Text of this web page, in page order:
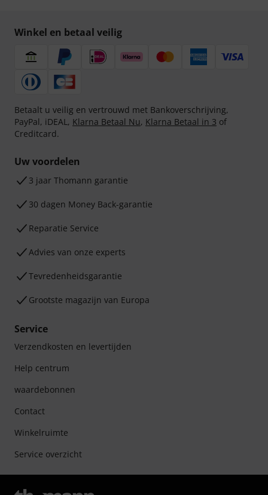
Winkel en betaal veilig
Betaalt u veilig en vertrouwd met Bankoverschrijving,
PayPal, iDEAL, Klarna Betaal Nu, Klarna Betaal in 3 of
Creditcard.
Uw voordelen
3 jaar Thomann garantie
30 dagen Money Back-garantie
Reparatie Service
Advies van onze experts
Tevredenheidsgarantie
Grootste magazijn van Europa
Service
Verzendkosten en levertijden
Help centrum
waardebonnen
Contact
Winkelruimte
Service overzicht